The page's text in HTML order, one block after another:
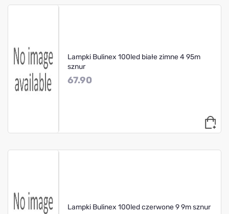
Lampki Bulinex 100led białe zimne 4 95m
sznur
67.90
Lampki Bulinex 100led czerwone 9 9m sznur